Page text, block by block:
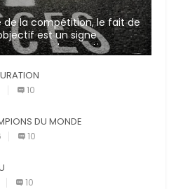
de la compétition, le fait de
est un signe
source de sanctions
[…]
10
DU MONDE
10
10